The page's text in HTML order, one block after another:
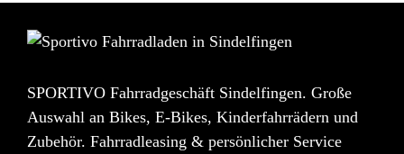
SPORTIVO Fahrradgeschäft Sindelfingen. Große
Auswahl an Bikes, E-Bikes, Kinderfahrrädern und
Zubehör. Fahrradleasing & persönlicher Service